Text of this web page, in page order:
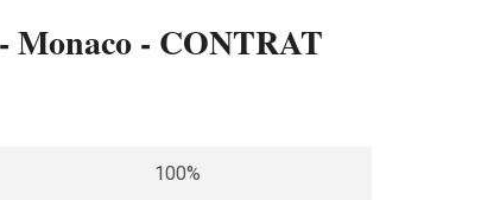
Monaco - CONTRAT
100%